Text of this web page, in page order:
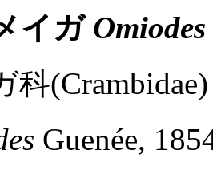
イガ
科
Guenée,